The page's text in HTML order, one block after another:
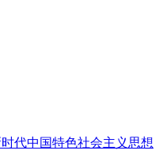
代中国特色社会主义思想